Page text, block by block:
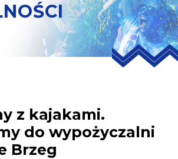
z kajakami.
do wypożyczalni
Brzeg